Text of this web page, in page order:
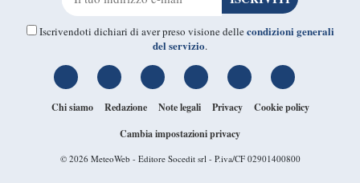
Iscrivendoti dichiari di aver preso visione dellecondizioni generali
del servizio.
Chi siamo Redazione Note legali Privacy
Cookie policy
Cambia impostazioni privacy
© 2026 MeteoWeb - Editore Socedit srl - P.iva/CF 02901400800